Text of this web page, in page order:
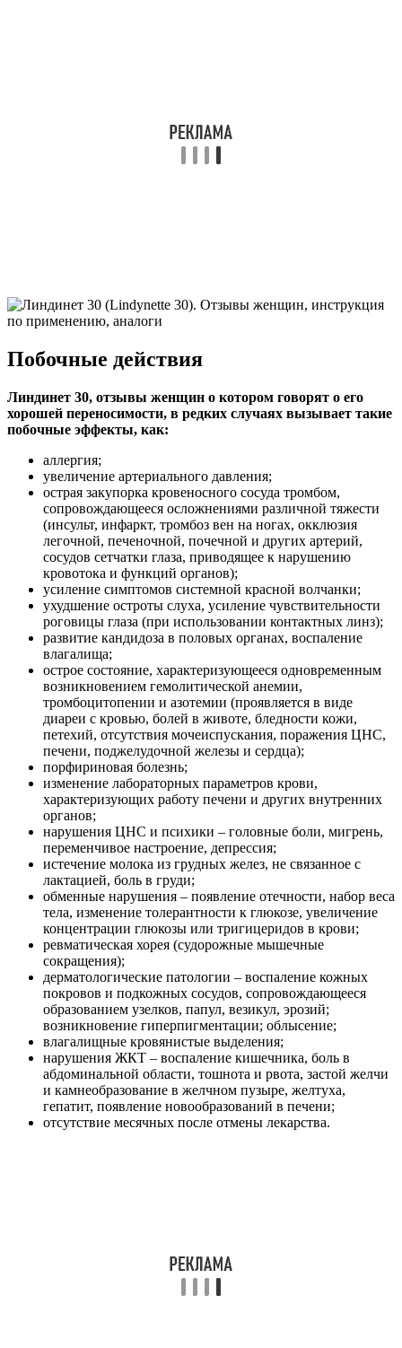
Побочные действия
Линдинет 30, отзывы женщин о котором говорят о его
хорошей переносимости, в редких случаях вызывает такие
побочные эффекты, как:
аллергия;
увеличение артериального давления;
острая закупорка кровеносного сосуда тромбом,
сопровождающееся осложнениями различной тяжести
(инсульт, инфаркт, тромбоз вен на ногах, окклюзия
легочной, печеночной, почечной и других артерий,
сосудов сетчатки глаза, приводящее к нарушению
кровотока и функций органов);
усиление симптомов системной красной волчанки;
ухудшение остроты слуха, усиление чувствительности
роговицы глаза (при использовании контактных линз);
развитие кандидоза в половых органах, воспаление
влагалища;
острое состояние, характеризующееся одновременным
возникновением гемолитической анемии,
тромбоцитопении и азотемии (проявляется в виде
диареи с кровью, болей в животе, бледности кожи,
петехий, отсутствия мочеиспускания, поражения ЦНС,
печени, поджелудочной железы и сердца);
порфириновая болезнь;
изменение лабораторных параметров крови,
характеризующих работу печени и других внутренних
органов;
нарушения ЦНС и психики – головные боли, мигрень,
переменчивое настроение, депрессия;
истечение молока из грудных желез, не связанное с
лактацией, боль в груди;
обменные нарушения – появление отечности, набор веса
тела, изменение толерантности к глюкозе, увеличение
концентрации глюкозы или тригицеридов в крови;
ревматическая хорея (судорожные мышечные
сокращения);
дерматологические патологии – воспаление кожных
покровов и подкожных сосудов, сопровождающееся
образованием узелков, папул, везикул, эрозий;
возникновение гиперпигментации; облысение;
влагалищные кровянистые выделения;
нарушения ЖКТ – воспаление кишечника, боль в
абдоминальной области, тошнота и рвота, застой желчи
и камнеобразование в желчном пузыре, желтуха,
гепатит, появление новообразований в печени;
отсутствие месячных после отмены лекарства.